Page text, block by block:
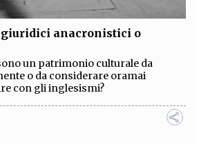
anacronistici o
un patrimonio culturale da
o da considerare oramai
con gli inglesismi?